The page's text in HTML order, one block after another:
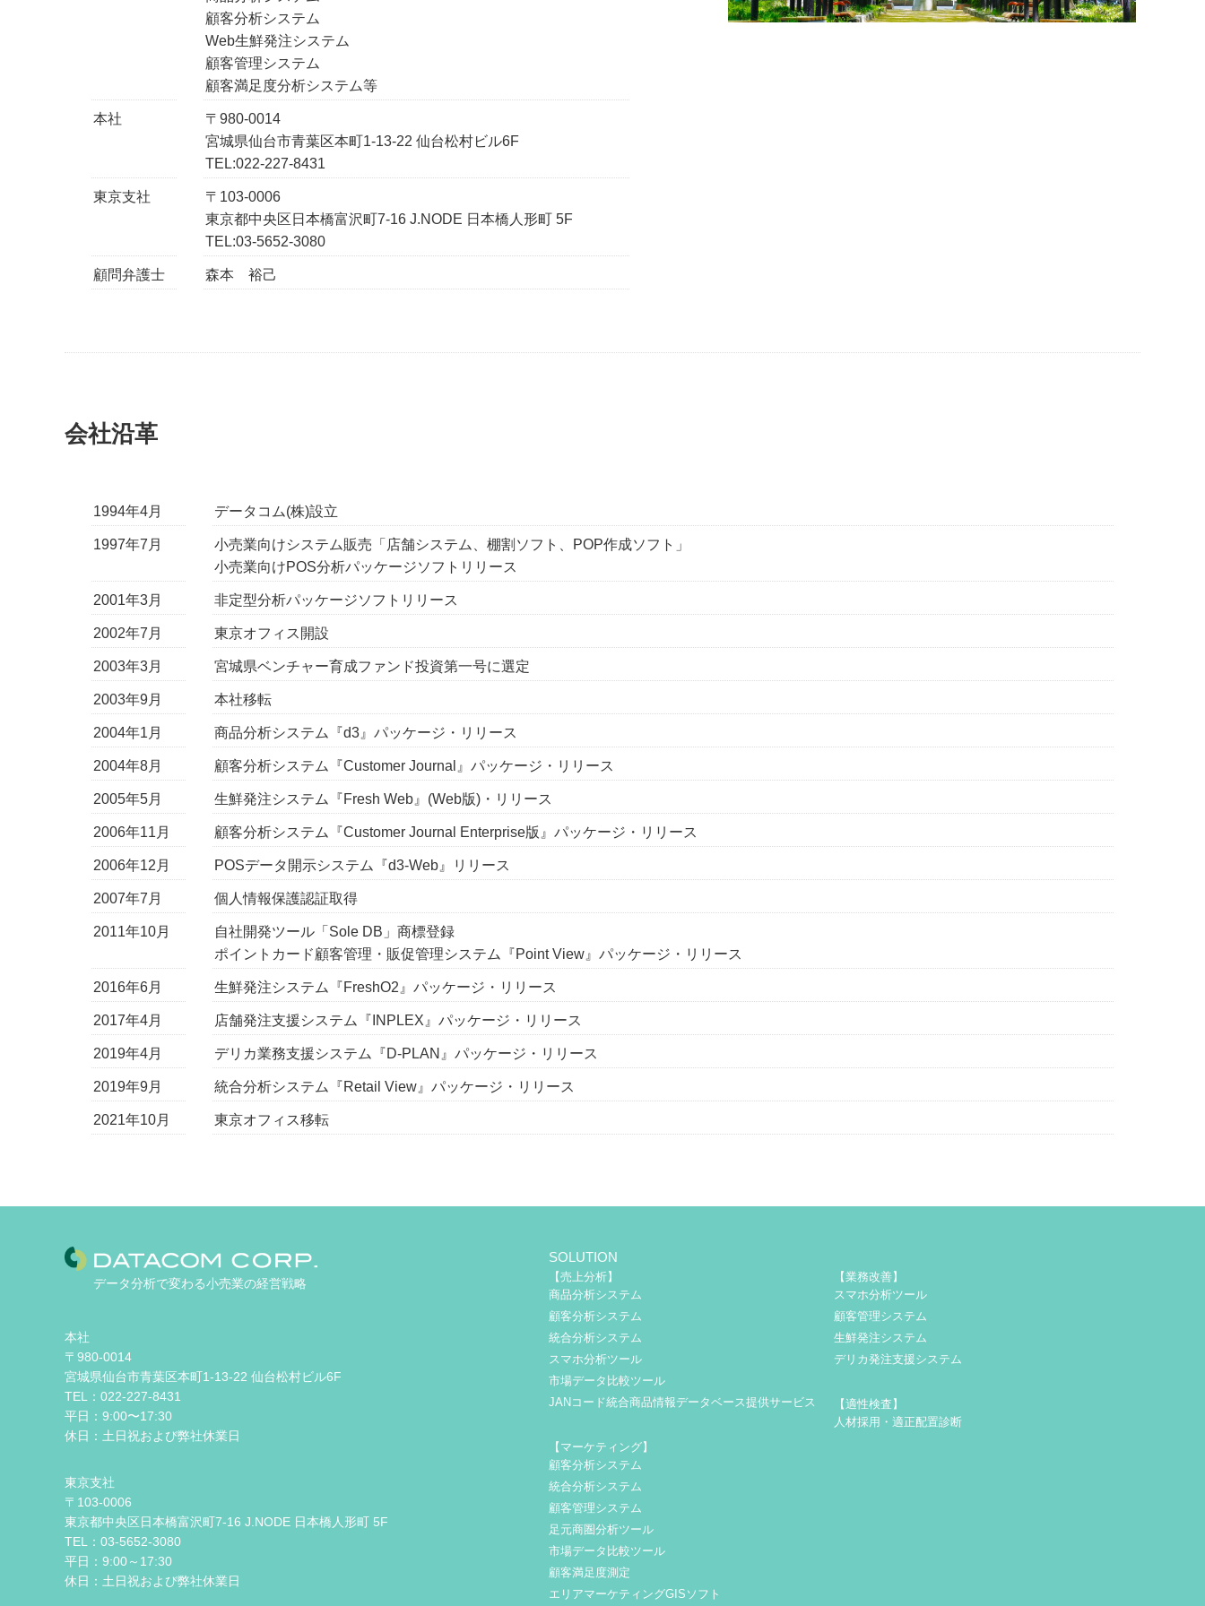
顧客分析システム
Web生鮮発注システム
顧客管理システム
顧客満足度分析システム等
本社
〒980-0014
宮城県仙台市青葉区本町1-13-22 仙台松村ビル6F
TEL:022-227-8431
東京支社
〒103-0006
東京都中央区日本橋富沢町7-16 J.NODE 日本橋人形町 5F
TEL:03-5652-3080
顧問弁護士 森本 裕己
会社沿革
1994年4月 データコム(株)設立
1997年7月
小売業向けシステム販売「店舗システム、棚割ソフト、POP作成ソフト」
小売業向けPOS分析パッケージソフトリリース
2001年3月 非定型分析パッケージソフトリリース
2002年7月 東京オフィス開設
2003年3月 宮城県ベンチャー育成ファンド投資第一号に選定
2003年9月 本社移転
2004年1月 商品分析システム『d3』パッケージ・リリース
2004年8月 顧客分析システム『Customer Journal』パッケージ・リリース
2005年5月 生鮮発注システム『Fresh Web』(Web版)・リリース
2006年11月 顧客分析システム『Customer Journal Enterprise版』パッケージ・リリース
2006年12月 POSデータ開示システム『d3-Web』リリース
2007年7月 個人情報保護認証取得
2011年10月
自社開発ツール「Sole DB」商標登録
ポイントカード顧客管理・販促管理システム『Point View』パッケージ・リリース
2016年6月 生鮮発注システム『FreshO2』パッケージ・リリース
2017年4月 店舗発注支援システム『INPLEX』パッケージ・リリース
2019年4月 デリカ業務支援システム『D-PLAN』パッケージ・リリース
2019年9月 統合分析システム『Retail View』パッケージ・リリース
2021年10月 東京オフィス移転
データ分析で変わる小売業の経営戦略
本社
〒980-0014
宮城県仙台市青葉区本町1-13-22 仙台松村ビル6F
TEL：022-227-8431
平日：9:00〜17:30
休日：土日祝および弊社休業日
東京支社
〒103-0006
東京都中央区日本橋富沢町7-16 J.NODE 日本橋人形町 5F
TEL：03-5652-3080
平日：9:00～17:30
休日：土日祝および弊社休業日
SOLUTION
【売上分析】
商品分析システム
顧客分析システム
統合分析システム
スマホ分析ツール
市場データ比較ツール
JANコード統合商品情報データベース提供サービス
【マーケティング】
顧客分析システム
統合分析システム
顧客管理システム
足元商圏分析ツール
市場データ比較ツール
顧客満足度測定
エリアマーケティングGISソフト
【業務改善】
スマホ分析ツール
顧客管理システム
生鮮発注システム
デリカ発注支援システム
【適性検査】
人材採用・適正配置診断